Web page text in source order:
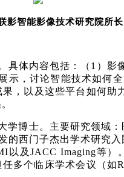
影智能影像技术研究院所长
具体内容包括：（ 1 ）影
示，讨论智能技术如何
，以及这些平台如何助
学博士。主要研究领域
的西门子杰出学术研究
以及JACC Imaging等）
多个临床学术会议（如